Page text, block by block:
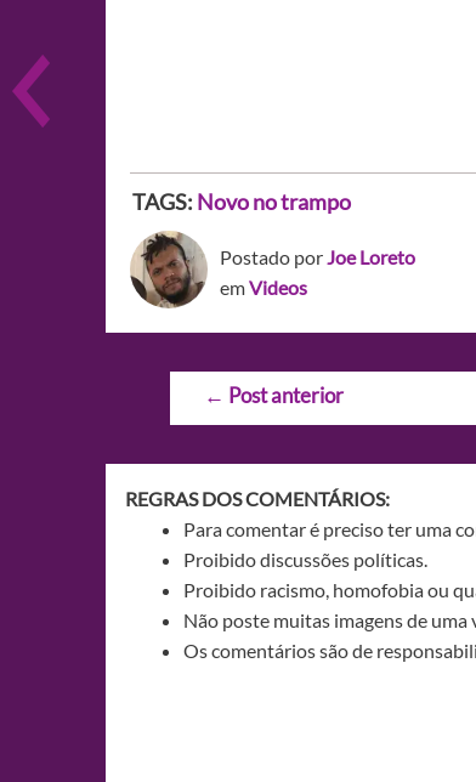
TAGS: Novo no trampo
Postado porJoe Loreto
emVideos
Navegação
← Post anterior
REGRAS DOS COMENTÁRIOS:
Para comentar é preciso ter uma
Proibido discussões políticas.
Proibido racismo, homofobia ou
Não poste muitas imagens de
Os comentários são de